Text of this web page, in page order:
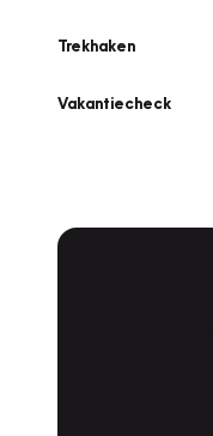
Trekhaken
Vakantiecheck